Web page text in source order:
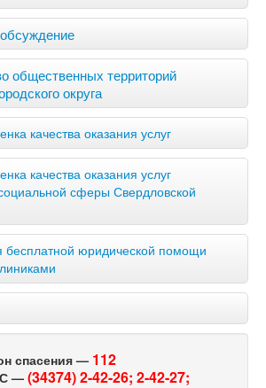
общественных территорий
округа
качества оказания услуг
качества оказания услуг
сферы Свердловской
бесплатной юридической помощи
спасения — 112
—(34374) 2-42-26; 2-42-27;